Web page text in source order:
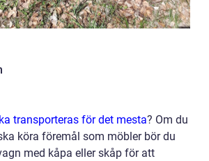
transporteras för det mesta? Om du
köra föremål som möbler bör du
med kåpa eller skåp för att